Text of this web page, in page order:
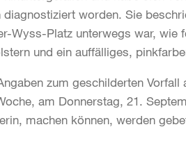
diagnostiziert worden. Sie
Wyss-Platz unterwegs war,
und ein auffälliges,
zum geschilderten
am Donnerstag, 21.
machen können, werden